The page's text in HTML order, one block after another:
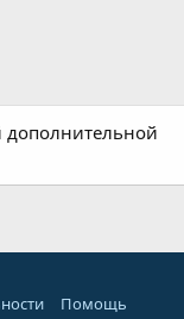
дополнительной
Помощь